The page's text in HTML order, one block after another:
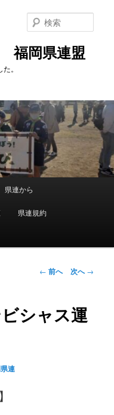
福岡県連盟
。
索
県連から
県連規約
投
ゲ
← 前へ 次へ→
シャス運
連